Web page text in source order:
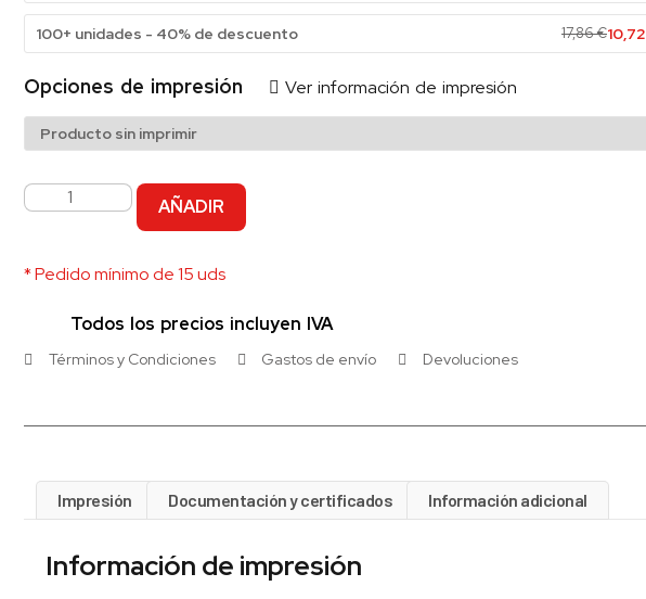
100+ unidades - 40% de descuento 17,86€10,72
Opciones de impresión Ver información de impresión
AÑADIR
* Pedido mínimo de 15 uds
Todos los precios incluyen IVA
Términos y Condiciones Gastos de envío Devoluciones
Impresión Documentación y certificados Información adicional
Información de impresión